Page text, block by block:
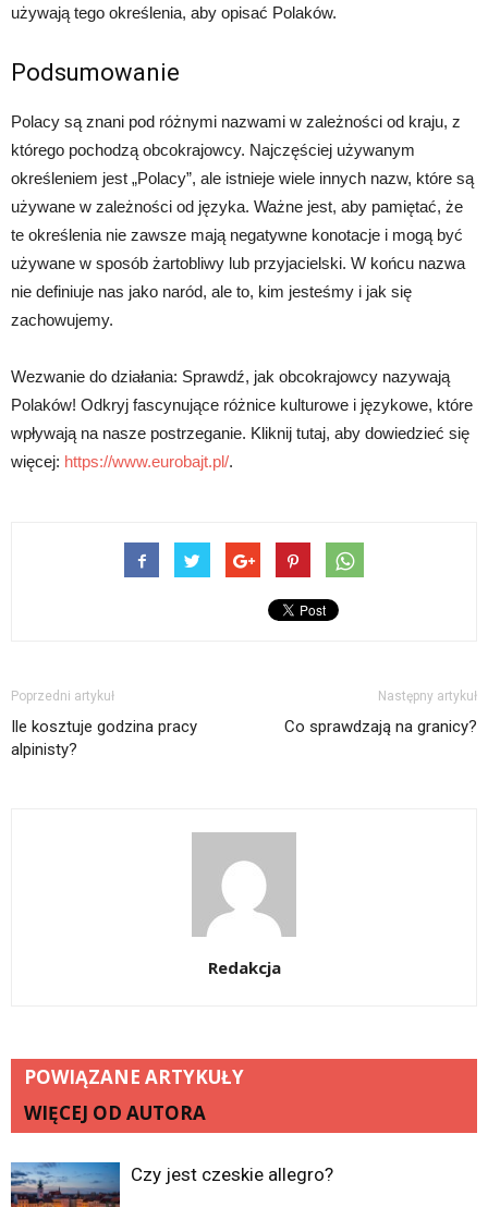
używają tego określenia, aby opisać Polaków.
Podsumowanie
Polacy są znani pod różnymi nazwami w zależności od kraju, z
którego pochodzą obcokrajowcy. Najczęściej używanym
określeniem jest „Polacy”, ale istnieje wiele innych nazw, które są
używane w zależności od języka. Ważne jest, aby pamiętać, że
te określenia nie zawsze mają negatywne konotacje i mogą być
używane w sposób żartobliwy lub przyjacielski. W końcu nazwa
nie definiuje nas jako naród, ale to, kim jesteśmy i jak się
zachowujemy.
Wezwanie do działania: Sprawdź, jak obcokrajowcy nazywają
Polaków! Odkryj fascynujące różnice kulturowe i językowe, które
wpływają na nasze postrzeganie. Kliknij tutaj, aby dowiedzieć się
więcej: https://www.eurobajt.pl/.
Poprzedni artykuł
Ile kosztuje godzina pracy
alpinisty?
Następny artykuł
Co sprawdzają na granicy?
Redakcja
POWIĄZANE ARTYKUŁY
WIĘCEJ OD AUTORA
Czy jest czeskie allegro?